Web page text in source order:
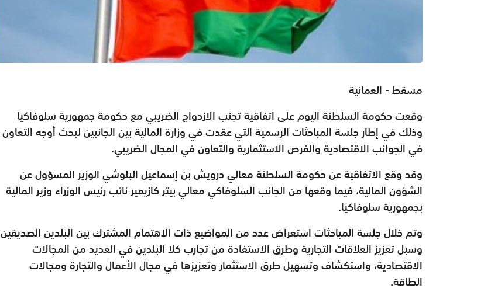
مسقط - العمانية
وقعت حكومة السلطنة اليوم على اتفاقية تجنب الازدواج الضريبي مع حكومة جمهورية سلوفاكيا
وذلك في إطار جلسة المباحثات الرسمية التي عقدت في وزارة المالية بين الجانبين لبحث أوجه التعاون
في الجوانب الاقتصادية والفرص الاستثمارية والتعاون في المجال الضريبي.
وقد وقع الاتفاقية عن حكومة السلطنة معالي درويش بن إسماعيل البلوشي الوزير المسؤول عن
الشؤون المالية، فيما وقعها من الجانب السلوفاكي معالي بيتر كازيمير نائب رئيس الوزراء وزير المالية
بجمهورية سلوفاكيا.
وتم خلال جلسة المباحثات استعراض عدد من المواضيع ذات الاهتمام المشترك بين البلدين الصديقين
وسبل تعزيز العلاقات التجارية وطرق الاستفادة من تجارب كلا البلدين في العديد من المجالات
الاقتصادية، واستكشاف وتسهيل طرق الاستثمار وتعزيزها في مجال الأعمال والتجارة ومجالات
الطاقة.